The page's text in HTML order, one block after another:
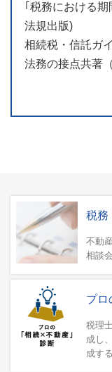
｢税務における
法規出版)
相続税・信託ガ
法務の接点共著
税務
不動
相談
プロ
税理
成し
成す